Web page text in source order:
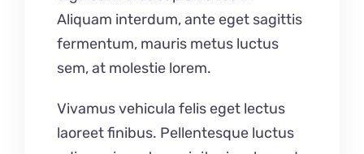
Aliquam interdum, ante eget sagittis
fermentum, mauris metus luctus
sem, at molestie lorem.
Vivamus vehicula felis eget lectus
laoreet finibus. Pellentesque luctus